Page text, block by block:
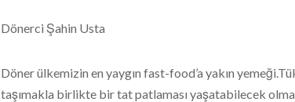
Dönerci Şahin Usta
Döner ülkemizin en yaygın fast-food’a yakın
taşımakla birlikte bir tat patlaması yaşatabilecek